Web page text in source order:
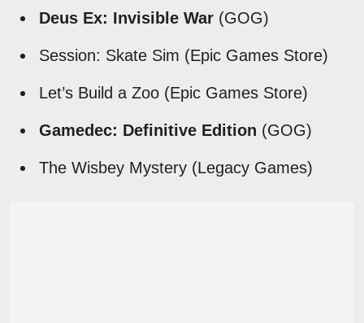
Deus Ex: Invisible War (GOG)
Session: Skate Sim (Epic Games Store)
Let’s Build a Zoo (Epic Games Store)
Gamedec: Definitive Edition (GOG)
The Wisbey Mystery (Legacy Games)